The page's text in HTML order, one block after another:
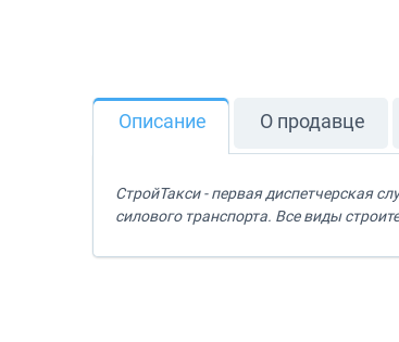
Описание О продавце
СтройТакси - первая диспетчерская
силового транспорта. Все виды